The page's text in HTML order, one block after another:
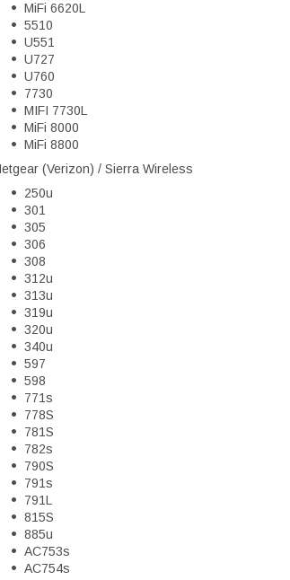
MiFi 6620L
5510
U551
U727
U760
7730
MIFI 7730L
MiFi 8000
MiFi 8800
(Verizon) / Sierra Wireless
250u
301
305
306
308
312u
313u
319u
320u
340u
597
598
771s
778S
781S
782s
790S
791s
791L
815S
885u
AC753s
AC754s